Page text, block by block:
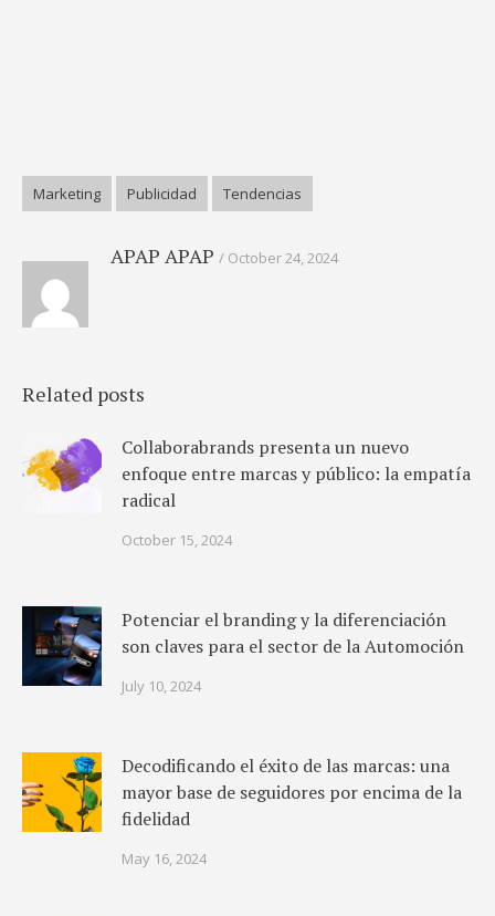
Marketing Publicidad Tendencias
APAP APAP October 24, 2024
Related posts
Collaborabrands presenta un nuevo
enfoque entre marcas y público: la empatía
radical
October 15, 2024
Potenciar el branding y la diferenciación
son claves para el sector de la Automoción
July 10, 2024
Decodificando el éxito de las marcas: una
mayor base de seguidores por encima de la
fidelidad
May 16, 2024